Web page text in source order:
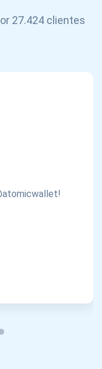
27.424 clientes